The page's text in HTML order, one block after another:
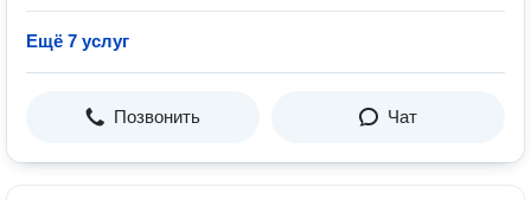
Ещё 7 услуг
Позвонить Чат